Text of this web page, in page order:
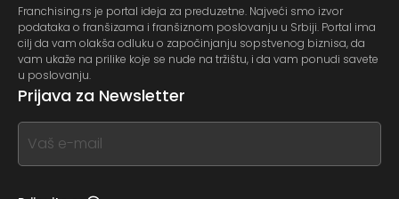
Franchising.rs je portal ideja za preduzetne. Najveći smo izvor
podataka o franšizama i franšiznom poslovanju u Srbiji. Portal ima
cilj da vam olakša odluku o započinjanju sopstvenog biznisa, da
vam ukaže na prilike koje se nude na tržištu, i da vam ponudi savete
u poslovanju.
Prijava za Newsletter
If
you